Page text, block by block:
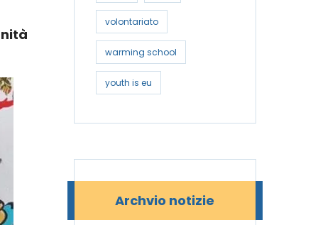
volontariato
warming school
youth is eu
Archvio notizie